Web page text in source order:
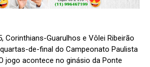
Corinthians-Guarulhos e Vôlei Ribeirão
de-final do Campeonato Paulista
jogo acontece no ginásio da Ponte